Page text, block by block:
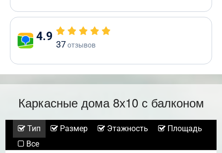
4.9
37отзывов
Каркасные дома 8х10 с балконом
Тип Размер Этажность
Площадь
Все